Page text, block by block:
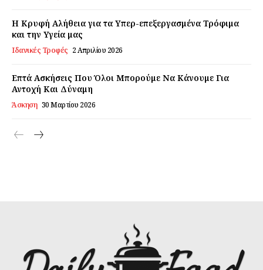
Ο λογαριασμός μου
Επικοινωνία
Η Κρυφή Αλήθεια για τα Υπερ-επεξεργασμένα Τρόφιμα
και την Υγεία μας
Ιδανικές Τροφές 2 Απριλίου 2026
Επτά Ασκήσεις Που Όλοι Μπορούμε Να Κάνουμε Για
Αντοχή Και Δύναμη
Άσκηση 30 Μαρτίου 2026